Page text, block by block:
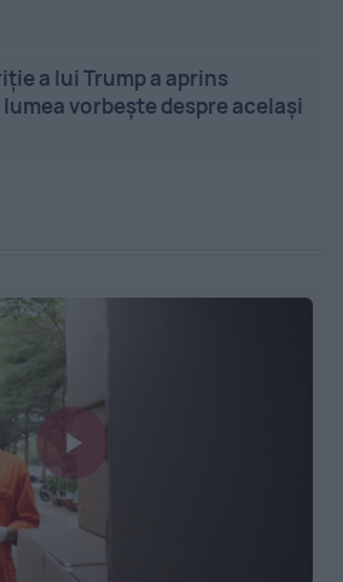
a lui Trump a aprins
vorbește despre același